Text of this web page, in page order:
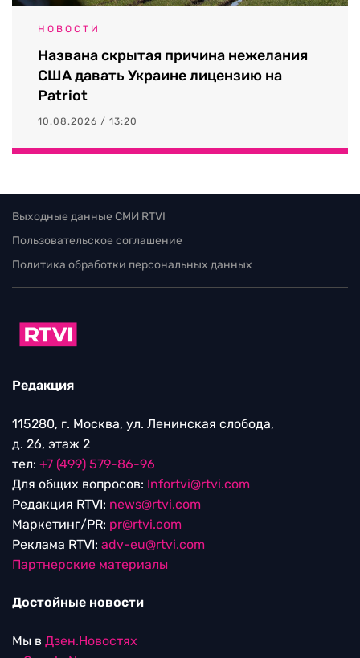
НОВОСТИ
Названа скрытая причина нежелания
США давать Украине лицензию на
Patriot
10.08.2026 / 13:20
Выходные данные СМИ RTVI
Пользовательское соглашение
Политика обработки персональных данных
Редакция
115280, г. Москва, ул. Ленинская слобода,
д. 26, этаж 2
тел: +7 (499) 579-86-96
Для общих вопросов: Infortvi@rtvi.com
Редакция RTVI: news@rtvi.com
Маркетинг/PR: pr@rtvi.com
Реклама RTVI: adv-eu@rtvi.com
Партнерские материалы
Достойные новости
Мы в Дзен.Новостях